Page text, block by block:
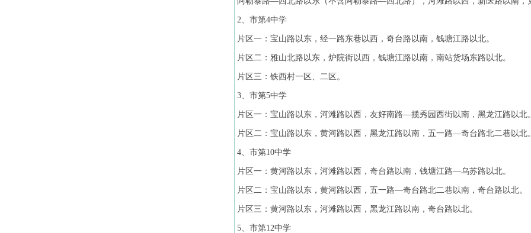
2、市第4中学
片区一：宝山路以东，经一路东巷以西，奇台路以南，钱塘江路以北。
片区二：雅山北路以东，炉院街以西，钱塘江路以南，南站货场东路以北。
片区三：铁西村一区、二区。
3、市第5中学
片区一：宝山路以东，河滩路以西，友好南路—揽秀园西街以南，黑龙江路以北。
片区二：宝山路以东，黄河路以西，黑龙江路以南，五一路—奇台路北二巷以北。
4、市第10中学
片区一：黄河路以东，河滩路以西，奇台路以南，钱塘江路—乌苏路以北。
片区二：宝山路以东，黄河路以西，五一路—奇台路北二巷以南，奇台路以北。
片区三：黄河路以东，河滩路以西，黑龙江路以南，奇台路以北。
5、市第12中学